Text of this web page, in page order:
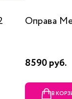
Оправа
8590 руб.
В